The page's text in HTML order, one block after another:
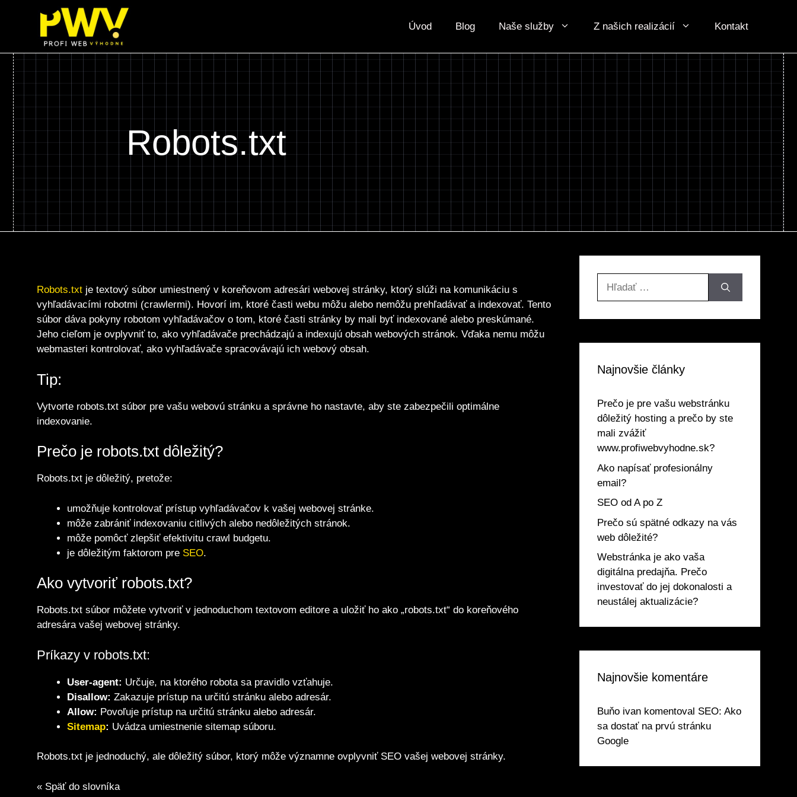
Úvod Blog Naše služby Z našich realizácií Kontakt
Robots.txt
Robots.txt je textový súbor umiestnený v koreňovom adresári webovej stránky, ktorý slúži na komunikáciu s
vyhľadávacími robotmi (crawlermi). Hovorí im, ktoré časti webu môžu alebo nemôžu prehľadávať a indexovať. Tento
súbor dáva pokyny robotom vyhľadávačov o tom, ktoré časti stránky by mali byť indexované alebo preskúmané.
Jeho cieľom je ovplyvniť to, ako vyhľadávače prechádzajú a indexujú obsah webových stránok. Vďaka nemu môžu
webmasteri kontrolovať, ako vyhľadávače spracovávajú ich webový obsah.
Tip:
Vytvorte robots.txt súbor pre vašu webovú stránku a správne ho nastavte, aby ste zabezpečili optimálne
indexovanie.
Prečo je robots.txt dôležitý?
Robots.txt je dôležitý, pretože:
umožňuje kontrolovať prístup vyhľadávačov k vašej webovej stránke.
môže zabrániť indexovaniu citlivých alebo nedôležitých stránok.
môže pomôcť zlepšiť efektivitu crawl budgetu.
je dôležitým faktorom pre SEO.
Ako vytvoriť robots.txt?
Robots.txt súbor môžete vytvoriť v jednoduchom textovom editore a uložiť ho ako „robots.txt“ do koreňového
adresára vašej webovej stránky.
Príkazy v robots.txt:
User-agent: Určuje, na ktorého robota sa pravidlo vzťahuje.
Disallow: Zakazuje prístup na určitú stránku alebo adresár.
Allow: Povoľuje prístup na určitú stránku alebo adresár.
Sitemap: Uvádza umiestnenie sitemap súboru.
Robots.txt je jednoduchý, ale dôležitý súbor, ktorý môže významne ovplyvniť SEO vašej webovej stránky.
« Späť do slovníka
Najnovšie články
Prečo je pre vašu webstránku
dôležitý hosting a prečo by ste
mali zvážiť
www.profiwebvyhodne.sk?
Ako napísať profesionálny
email?
SEO od A po Z
Prečo sú spätné odkazy na vás
web dôležité?
Webstránka je ako vaša
digitálna predajňa. Prečo
investovať do jej dokonalosti a
neustálej aktualizácie?
Najnovšie komentáre
Buňo ivan komentoval SEO: Ako
sa dostať na prvú stránku
Google